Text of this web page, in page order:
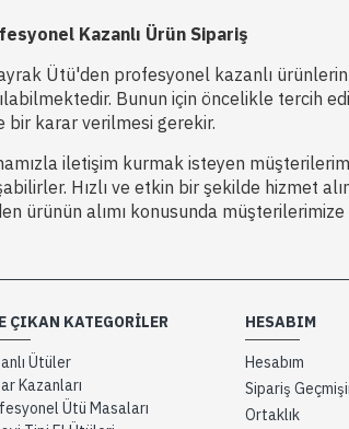
Kazanlı Ürün Sipariş
Ütü'den profesyonel kazanlı
Bunun için öncelikle tercih
bir karar verilmesi gerekir.
iletişim kurmak isteyen
Hızlı ve etkin bir şekilde hizmet
ürünün alımı konusunda
ÇIKAN KATEGORILER
Ütüler
Kazanları
Ütü Masaları
HESABIM
Hesabım
Sipariş
Ortaklık